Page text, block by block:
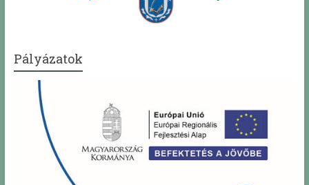
Pályázatok